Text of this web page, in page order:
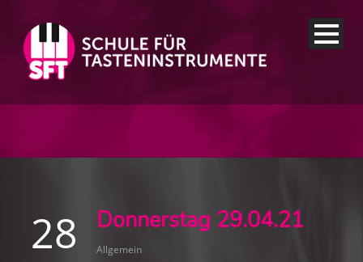
28 Donnerstag 29.04.21
Allgemein